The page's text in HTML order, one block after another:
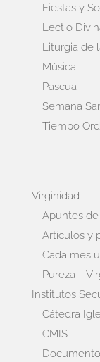
Fiestas y
Lectio
Liturgia de
Música
Pascua
Semana
Tiempo
Virginidad
Apuntes
Artículos y
Cada mes
Pureza –
Institutos
Cátedra
CMIS